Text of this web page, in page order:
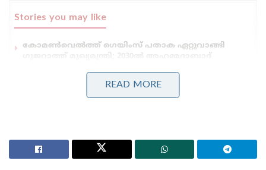
Stories you may like
കോമൺവെൽത്ത് ഗെയിംസ് പതാക ഏറ്റുവാങ്ങി
ഗുജറാത്ത് മുഖ്യമന്ത്രി; 2030ൽ അഹമ്മദാബാദ്
ഗ്ലാസ്‌ഗോയിൽ ഇന്ത്യൻ ബോക്സിങ് കരുത്ത്:
പ്രിയക്കും സാക്ഷിക്കും അരുന്ധതിക്കും സ്വർണം;
ഇതുകണ്ട സച്ചിൻ, ഡൊണാൾഡിന്റെ അടുത്തേക്ക്
ചെന്ന് ശാന്തമായി ഇങ്ങനെ പറഞ്ഞു: “അലൻ, നീ
READ MORE